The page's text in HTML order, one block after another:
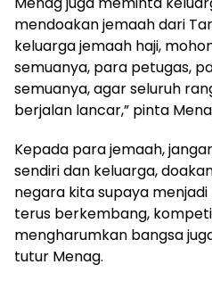
mendoakan jemaah dari
keluarga jemaah haji,
semuanya, para petugas,
semuanya, agar seluruh
berjalan lancar,” pinta
Kepada para jemaah,
sendiri dan keluarga,
negara kita supaya
terus berkembang,
mengharumkan bangsa
tutur Menag.